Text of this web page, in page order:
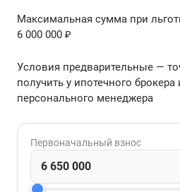
Максимальная сумма при
6 000 000 ₽
Условия предварительные —
получить у ипотечного брокера
персонального менеджера
Первоначальный взнос